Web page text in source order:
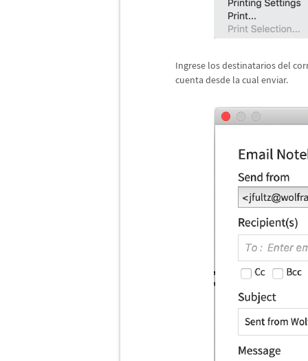
Ingrese los destinatarios del
cuenta desde la cual enviar.